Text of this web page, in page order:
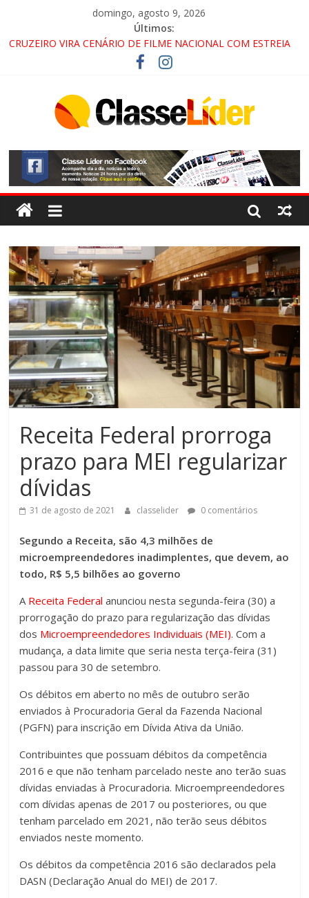
domingo, agosto 9, 2026
Últimos:
CRUZEIRO VIRA CENÁRIO DE FILME NACIONAL COM ESTREIA
PROMOTOR DO GAECO
ACESSO À APARECIDA NA DUTRA SERÁ BLOQUEADO NO FIM
ALTERNATIVAS
LORENA, PINDAMONHANGABA E QUELUZ NA RETA FINAL
PELA FÁBRICA DA COCA-COLA!
Receita Federal prorroga
prazo para MEI regularizar
dívidas
31 de agosto de 2021 classelider 0 comentários
Segundo a Receita, são 4,3 milhões de
microempreendedores inadimplentes, que devem, ao
todo, R$ 5,5 bilhões ao governo
A Receita Federal anunciou nesta segunda-feira (30) a
prorrogação do prazo para regularização das dívidas
dos Microempreendedores Individuais (MEI). Com a
mudança, a data limite que seria nesta terça-feira (31)
passou para 30 de setembro.
Os débitos em aberto no mês de outubro serão
enviados à Procuradoria Geral da Fazenda Nacional
(PGFN) para inscrição em Dívida Ativa da União.
Contribuintes que possuam débitos da competência
2016 e que não tenham parcelado neste ano terão suas
dívidas enviadas à Procuradoria. Microempreendedores
com dívidas apenas de 2017 ou posteriores, ou que
tenham parcelado em 2021, não terão seus débitos
enviados neste momento.
Os débitos da competência 2016 são declarados pela
DASN (Declaração Anual do MEI) de 2017.